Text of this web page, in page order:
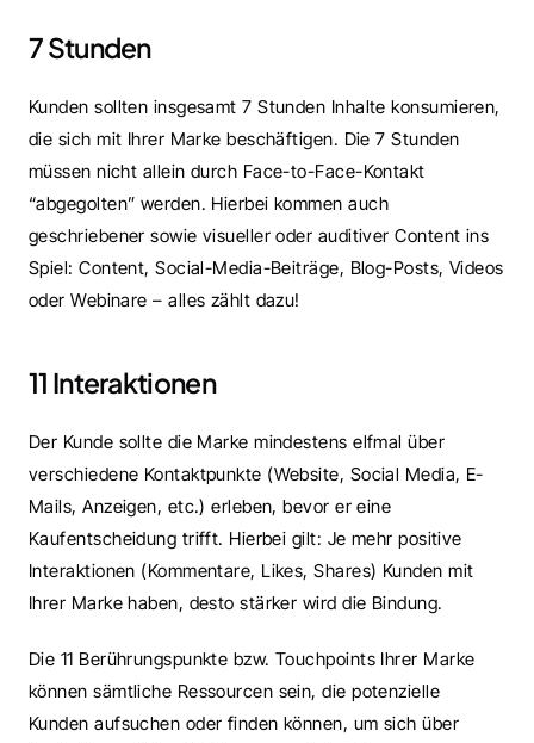
7 Stunden
Kunden sollten insgesamt 7 Stunden Inhalte konsumieren,
die sich mit Ihrer Marke beschäftigen. Die 7 Stunden
müssen nicht allein durch Face-to-Face-Kontakt
“abgegolten” werden. Hierbei kommen auch
geschriebener sowie visueller oder auditiver Content ins
Spiel: Content, Social-Media-Beiträge, Blog-Posts, Videos
oder Webinare – alles zählt dazu!
11 Interaktionen
Der Kunde sollte die Marke mindestens elfmal über
verschiedene Kontaktpunkte (Website, Social Media, E-
Mails, Anzeigen, etc.) erleben, bevor er eine
Kaufentscheidung trifft. Hierbei gilt: Je mehr positive
Interaktionen (Kommentare, Likes, Shares) Kunden mit
Ihrer Marke haben, desto stärker wird die Bindung.
Die 11 Berührungspunkte bzw. Touchpoints Ihrer Marke
können sämtliche Ressourcen sein, die potenzielle
Kunden aufsuchen oder finden können, um sich über